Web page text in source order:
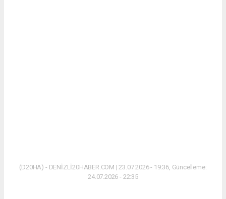
(D20HA) - DENİZLİ20HABER.COM | 23.07.2026 - 19:36, Güncelleme:
24.07.2026 - 22:35